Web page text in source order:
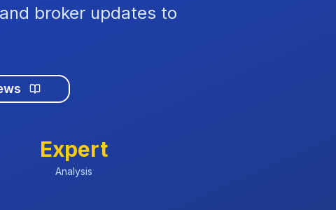
broker updates to
Expert
Analysis